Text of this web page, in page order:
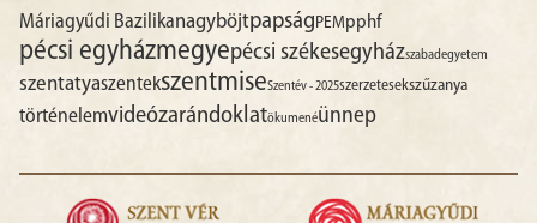
Máriagyűdi Bazilikanagyböjtpapság PEMpphf
pécsi egyházmegyepécsi székesegyházszabadegyetem
szentatyaszentekszentmiseSzentév - 2025szerzetesekszűzanya
történelemvideózarándoklatökumenéünnep